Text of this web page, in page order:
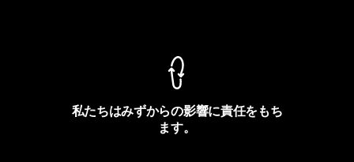
私たちはみずからの影響に責任をもち
ます。